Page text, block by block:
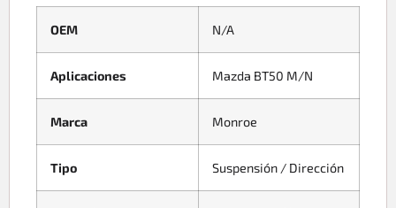
OEM N/A
Aplicaciones Mazda BT50 M/N
Marca Monroe
Tipo Suspensión / Dirección